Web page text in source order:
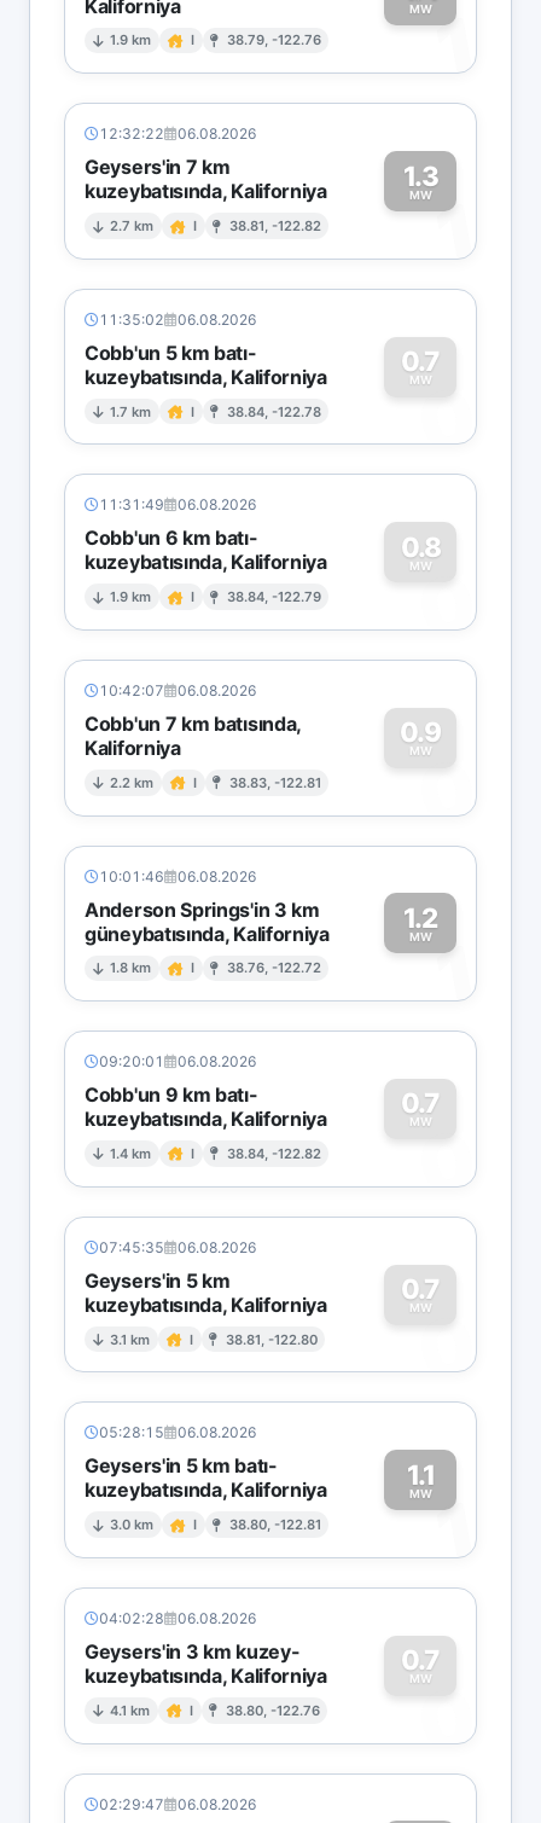
Kaliforniya
1.9 km I 38.79, -122.76
MW1
12:32:22 06.08.2026
Geysers'in 7 km
kuzeybatısında, Kaliforniya
2.7 km I 38.81, -122.82
1.3
MW1
11:35:02 06.08.2026
Cobb'un 5 km batı-
kuzeybatısında, Kaliforniya
1.7 km I 38.84, -122.78
0.7
MW
0
11:31:49 06.08.2026
Cobb'un 6 km batı-
kuzeybatısında, Kaliforniya
1.9 km I 38.84, -122.79
0.8
MW
0
10:42:07 06.08.2026
Cobb'un 7 km batısında,
Kaliforniya
2.2 km I 38.83, -122.81
0.9
MW
0
10:01:46 06.08.2026
Anderson Springs'in 3 km
güneybatısında, Kaliforniya
1.8 km I 38.76, -122.72
1.2
MW1
09:20:01 06.08.2026
Cobb'un 9 km batı-
kuzeybatısında, Kaliforniya
1.4 km I 38.84, -122.82
0.7
MW
0
07:45:35 06.08.2026
Geysers'in 5 km
kuzeybatısında, Kaliforniya
3.1 km I 38.81, -122.80
0.7
MW
0
05:28:15 06.08.2026
Geysers'in 5 km batı-
kuzeybatısında, Kaliforniya
3.0 km I 38.80, -122.81
1.1
MW1
04:02:28 06.08.2026
Geysers'in 3 km kuzey-
kuzeybatısında, Kaliforniya
4.1 km I 38.80, -122.76
0.7
MW
0
02:29:47 06.08.2026